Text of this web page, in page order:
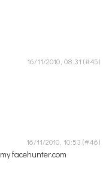
16/11/2010, 08:31
16/11/2010, 10:53
facehunter.com